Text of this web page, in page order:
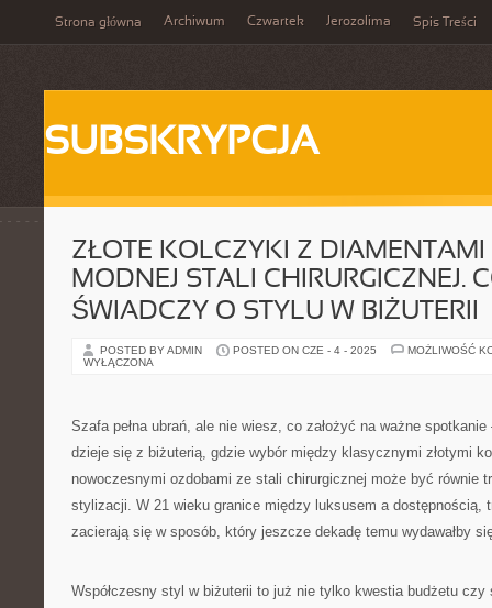
Strona główna Archiwum Czwartek Jerozolima Spis Treści
SUBSKRYPCJA
ZŁOTE KOLCZYKI Z DIAMENTAMI
MODNEJ STALI CHIRURGICZNEJ.
ŚWIADCZY O STYLU W BIŻUTERII
POSTED BY ADMIN POSTED ON CZE - 4 - 2025
MOŻLIWOŚĆ
WYŁĄCZONA
Szafa pełna ubrań, ale nie wiesz, co założyć na ważne
dzieje się z biżuterią, gdzie wybór między klasycznymi złotymi
nowoczesnymi ozdobami ze stali chirurgicznej może być równie
stylizacji. W 21 wieku granice między luksusem a dostępnością,
zacierają się w sposób, który jeszcze dekadę temu wydawałby
Współczesny styl w biżuterii to już nie tylko kwestia budżetu czy